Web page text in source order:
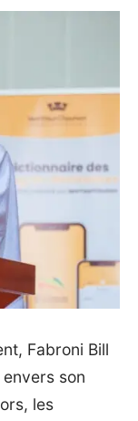
Fabroni Bill
son
les